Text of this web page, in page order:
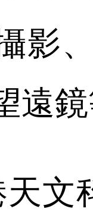
影
遠
文